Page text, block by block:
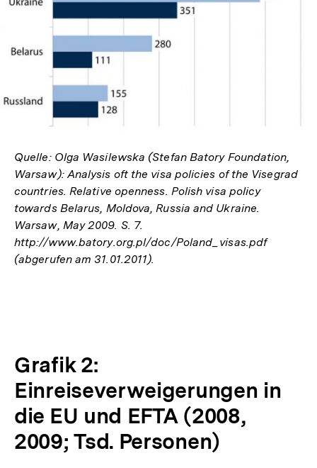
In
Lightbox
Quelle: Olga Wasilewska (Stefan Batory Foundation,
Warsaw): Analysis oft the visa policies of the Visegrad
countries. Relative openness. Polish visa policy
towards Belarus, Moldova, Russia and Ukraine.
Warsaw, May 2009. S. 7.
http://www.batory.org.pl/doc/Poland_visas.pdf
(abgerufen am 31.01.2011).
Grafik 2:
Einreiseverweigerungen in
die EU und EFTA (2008,
2009; Tsd. Personen)